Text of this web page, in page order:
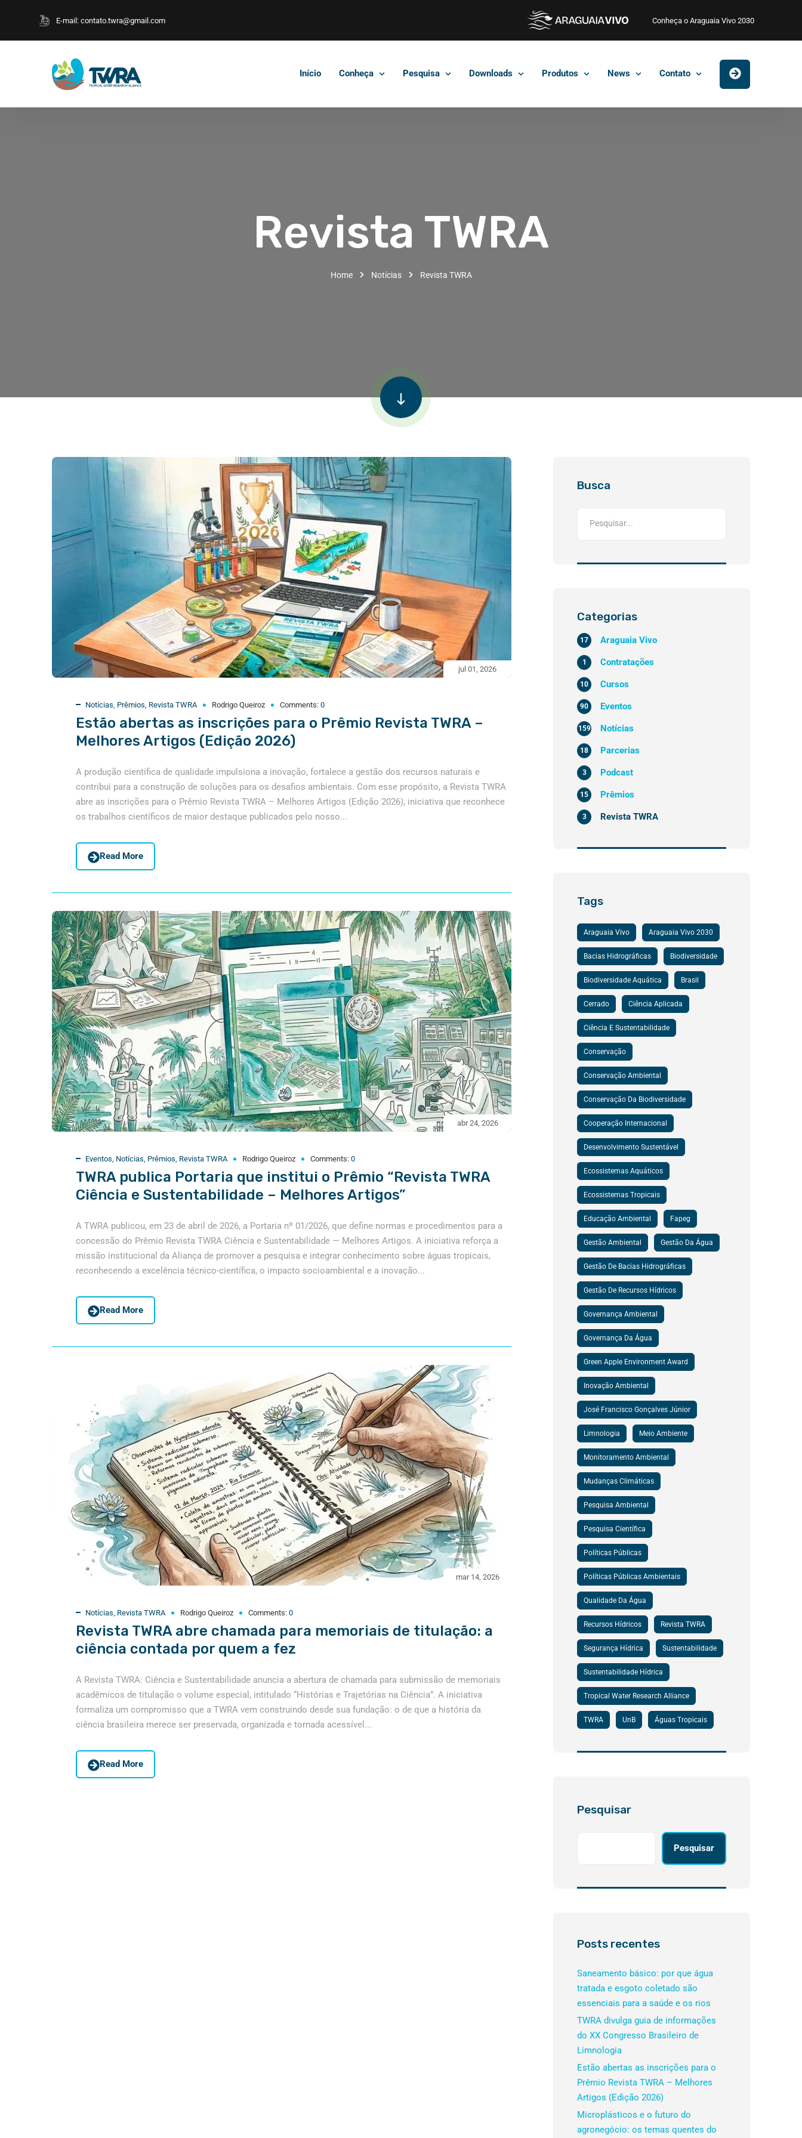
E-mail: contato.twra@gmail.com Conheça o Araguaia Vivo 2030
Início Conheça Pesquisa Downloads Produtos News Contato
Revista TWRA
Home Notícias Revista TWRA
jul 01, 2026
Notícias, Prêmios, Revista TWRA Rodrigo Queiroz Comments: 0
Estão abertas as inscrições para o Prêmio Revista TWRA –
Melhores Artigos (Edição 2026)
A produção científica de qualidade impulsiona a inovação, fortalece a gestão dos recursos naturais e
contribui para a construção de soluções para os desafios ambientais. Com esse propósito, a Revista TWRA
abre as inscrições para o Prêmio Revista TWRA – Melhores Artigos (Edição 2026), iniciativa que reconhece
os trabalhos científicos de maior destaque publicados pelo nosso...
Read More
abr 24, 2026
Eventos, Notícias, Prêmios, Revista TWRA Rodrigo Queiroz Comments: 0
TWRA publica Portaria que institui o Prêmio “Revista TWRA
Ciência e Sustentabilidade – Melhores Artigos”
A TWRA publicou, em 23 de abril de 2026, a Portaria nº 01/2026, que define normas e procedimentos para a
concessão do Prêmio Revista TWRA Ciência e Sustentabilidade — Melhores Artigos. A iniciativa reforça a
missão institucional da Aliança de promover a pesquisa e integrar conhecimento sobre águas tropicais,
reconhecendo a excelência técnico-científica, o impacto socioambiental e a inovação...
Read More
mar 14, 2026
Notícias, Revista TWRA Rodrigo Queiroz Comments: 0
Revista TWRA abre chamada para memoriais de titulação: a
ciência contada por quem a fez
A Revista TWRA: Ciência e Sustentabilidade anuncia a abertura de chamada para submissão de memoriais
acadêmicos de titulação o volume especial, intitulado “Histórias e Trajetórias na Ciência”. A iniciativa
formaliza um compromisso que a TWRA vem construindo desde sua fundação: o de que a história da
ciência brasileira merece ser preservada, organizada e tornada acessível...
Read More
Busca
Categorias
Araguaia Vivo
17
Contratações
1
Cursos
10
Eventos
90
Notícias
159
Parcerias
18
Podcast
3
Prêmios
15
Revista TWRA
3
Tags
Araguaia Vivo Araguaia Vivo 2030
Bacias Hidrográficas Biodiversidade
Biodiversidade Aquática Brasil
Cerrado Ciência Aplicada
Ciência E Sustentabilidade
Conservação
Conservação Ambiental
Conservação Da Biodiversidade
Cooperação Internacional
Desenvolvimento Sustentável
Ecossistemas Aquáticos
Ecossistemas Tropicais
Educação Ambiental Fapeg
Gestão Ambiental Gestão Da Água
Gestão De Bacias Hidrográficas
Gestão De Recursos Hídricos
Governança Ambiental
Governança Da Água
Green Apple Environment Award
Inovação Ambiental
José Francisco Gonçalves Júnior
Limnologia Meio Ambiente
Monitoramento Ambiental
Mudanças Climáticas
Pesquisa Ambiental
Pesquisa Científica
Políticas Públicas
Políticas Públicas Ambientais
Qualidade Da Água
Recursos Hídricos Revista TWRA
Segurança Hídrica Sustentabilidade
Sustentabilidade Hídrica
Tropical Water Research Alliance
TWRA UnB Águas Tropicais
Pesquisar
Pesquisar
Posts recentes
Saneamento básico: por que água
tratada e esgoto coletado são
essenciais para a saúde e os rios
TWRA divulga guia de informações
do XX Congresso Brasileiro de
Limnologia
Estão abertas as inscrições para o
Prêmio Revista TWRA – Melhores
Artigos (Edição 2026)
Microplásticos e o futuro do
agronegócio: os temas quentes do